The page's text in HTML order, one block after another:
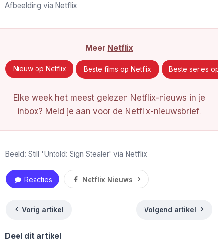
Afbeelding via Netflix
Meer Netflix
Nieuw op Netflix Beste films op Netflix Beste series
Elke week het meest gelezen Netflix-nieuws in je
inbox? Meld je aan voor de Netflix-nieuwsbrief!
Beeld: Still 'Untold: Sign Stealer' via Netflix
Reacties Netflix Nieuws
Vorig artikel Volgend artikel
Deel dit artikel